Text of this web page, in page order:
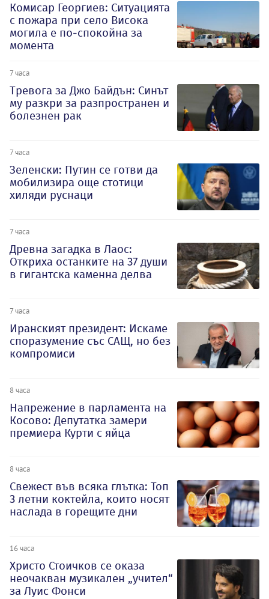
Комисар Георгиев: Ситуацията
с пожара при село Висока
могила е по-спокойна за
момента
7 часа
Тревога за Джо Байдън: Синът
му разкри за разпространен и
болезнен рак
7 часа
Зеленски: Путин се готви да
мобилизира още стотици
хиляди руснаци
7 часа
Древна загадка в Лаос:
Откриха останките на 37 души
в гигантска каменна делва
7 часа
Иранският президент: Искаме
споразумение със САЩ, но без
компромиси
8 часа
Напрежение в парламента на
Косово: Депутатка замери
премиера Курти с яйца
8 часа
Свежест във всяка глътка: Топ
3 летни коктейла, които носят
наслада в горещите дни
16 часа
Христо Стоичков се оказа
неочакван музикален „учител“
за Луис Фонси